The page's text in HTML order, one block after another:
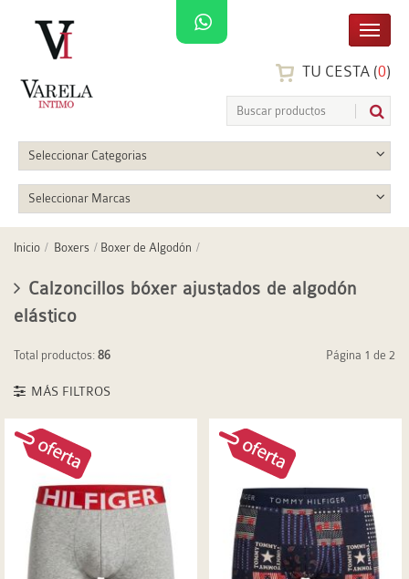
TU CESTA (0)
Seleccionar Categorias
Seleccionar Marcas
Inicio Boxers Boxer de Algodón
Calzoncillos bóxer ajustados de algodón
elástico
Total productos: 86 Página 1 de 2
MÁS FILTROS